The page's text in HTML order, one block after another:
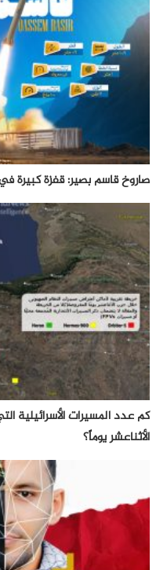
صاروخ قاسم بصير: قفزة كبيرة في
كم عدد المسيرات الأسرائيلية
الأثناعشر يوماً؟